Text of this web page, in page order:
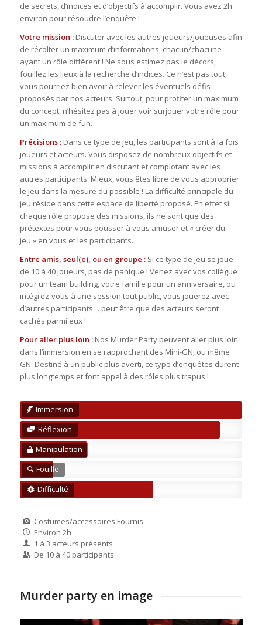
de secrets, d’indices et d’objectifs à accomplir. Vous avez 2h
environ pour résoudre l’enquête !
Votre mission :Discuter avec les autres joueurs/joueuses afin
de récolter un maximum d’informations, chacun/chacune
ayant un rôle différent ! Ne sous estimez pas le décors,
fouillez les lieux à la recherche d’indices. Ce n’est pas tout,
vous pourriez bien avoir à relever les éventuels défis
proposés par nos acteurs. Surtout, pour profiter un maximum
du concept, n’hésitez pas à jouer voir surjouer votre rôle pour
un maximum de fun.
Précisions :Dans ce type de jeu, les participants sont à la fois
joueurs et acteurs. Vous disposez de nombreux objectifs et
missions à accomplir en discutant et complotant avec les
autres participants. Mieux, vous êtes libre de vous approprier
le jeu dans la mesure du possible ! La difficulté principale du
jeu réside dans cette espace de liberté proposé. En effet si
chaque rôle propose des missions, ils ne sont que des
prétextes pour vous pousser à vous amuser et « créer du
jeu » en vous et les participants.
Entre amis, seul(e), ou en groupe :Si ce type de jeu se joue
de 10 à 40 joueurs, pas de panique ! Venez avec vos collègue
pour un team building, votre famille pour un anniversaire, ou
intégrez-vous à une session tout public, vous jouerez avec
d’autres participants… peut être que des acteurs seront
cachés parmi eux !
Pour aller plus loin :Nos Murder Party peuvent aller plus loin
dans l’immersion en se rapprochant des Mini-GN, ou même
GN. Destiné à un public plus averti, ce type d’enquêtes durent
plus longtemps et font appel à des rôles plus trapus !
Immersion
Réflexion
Manipulation
Fouille
Difficulté
Costumes/accessoires Fournis
Environ 2h
1 à 3 acteurs présents
De 10 à 40 participants
Murder party en image